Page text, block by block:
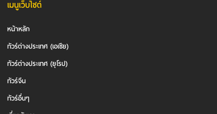
เมนูเว็บไซต์
หน้าหลัก
ทัวร์ต่างประเทศ (เอเชีย)
ทัวร์ต่างประเทศ (ยุโรป)
ทัวร์จีน
ทัวร์อื่นๆ